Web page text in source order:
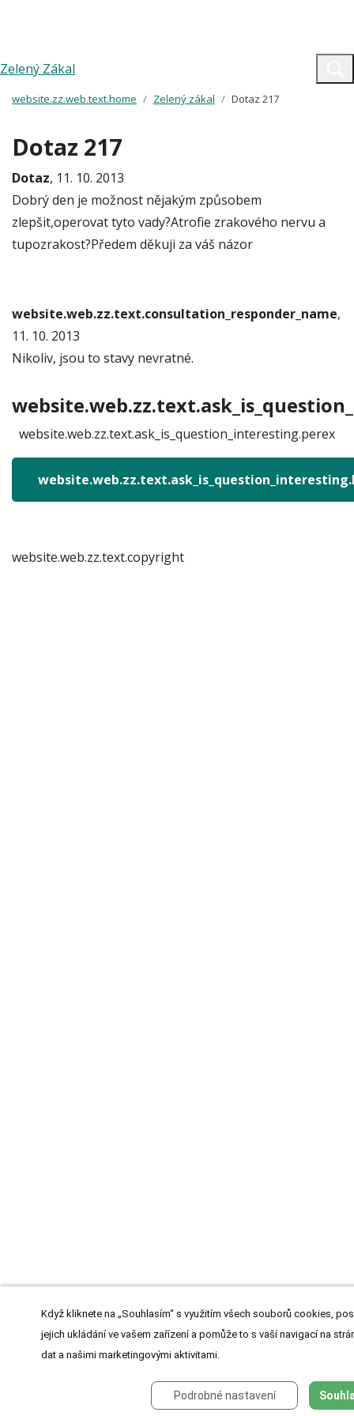
Zelený Zákal
website.zz.web.text.home Zelený zákal Dotaz 217
Dotaz 217
Dotaz, 11. 10. 2013
Dobrý den je možnost nějakým způsobem
zlepšit,operovat tyto vady?Atrofie zrakového nervu a
tupozrakost?Předem děkuji za váš názor
website.web.zz.text.consultation_responder_name,
11. 10. 2013
Nikoliv, jsou to stavy nevratné.
website.web.zz.text.ask_is_question_interesting.perex
website.web.zz.text.copyright
Když kliknete na „Souhlasím“ s využitím všech souborů cookies,
jejich ukládání ve vašem zařízení a pomůže to s vaší navigací na
dat a našimi marketingovými aktivitami.
Podrobné nastavení